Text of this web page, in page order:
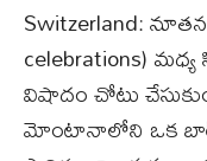
Switzerland:
celebrations)
విషాదం చోటు
మోంటానాలోని ఒక